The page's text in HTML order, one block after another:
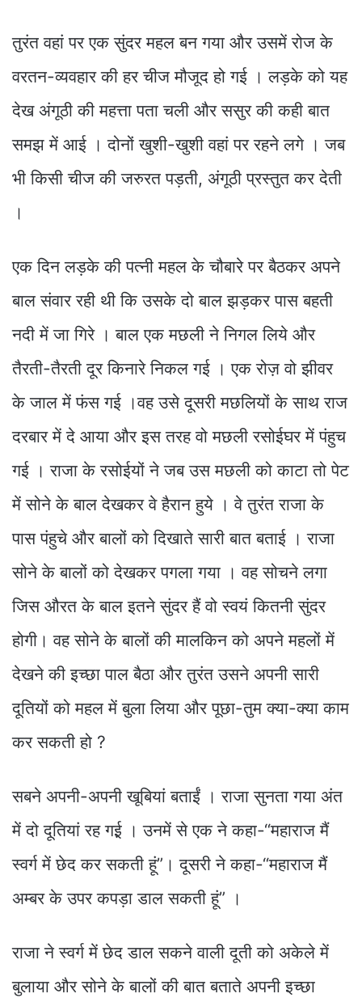
तुरंत वहां पर एक सुंदर महल बन गया और उसमें रोज के
वरतन-व्यवहार की हर चीज मौजूद हो गई । लड़के को यह
देख अंगूठी की महत्ता पता चली और ससुर की कही बात
समझ में आई । दोनों खुशी-खुशी वहां पर रहने लगे । जब
भी किसी चीज की जरुरत पड़ती, अंगूठी प्रस्तुत कर देती
।
एक दिन लड़के की पत्नी महल के चौबारे पर बैठकर अपने
बाल संवार रही थी कि उसके दो बाल झड़कर पास बहती
नदी में जा गिरे । बाल एक मछली ने निगल लिये और
तैरती-तैरती दूर किनारे निकल गई । एक रोज़ वो झीवर
के जाल में फंस गई ।वह उसे दूसरी मछलियों के साथ राज
दरबार में दे आया और इस तरह वो मछली रसोईघर में पंहुच
गई । राजा के रसोईयों ने जब उस मछली को काटा तो पेट
में सोने के बाल देखकर वे हैरान हुये । वे तुरंत राजा के
पास पंहुचे और बालों को दिखाते सारी बात बताई । राजा
सोने के बालों को देखकर पगला गया । वह सोचने लगा
जिस औरत के बाल इतने सुंदर हैं वो स्वयं कितनी सुंदर
होगी। वह सोने के बालों की मालकिन को अपने महलों में
देखने की इच्छा पाल बैठा और तुरंत उसने अपनी सारी
दूतियों को महल में बुला लिया और पूछा-तुम क्या-क्या काम
कर सकती हो ?
सबने अपनी-अपनी खूबियां बताईं । राजा सुनता गया अंत
में दो दूतियां रह गई़ । उनमें से एक ने कहा-“महाराज मैं
स्वर्ग में छेद कर सकती हूं”। दूसरी ने कहा-“महाराज मैं
अम्बर के उपर कपड़ा डाल सकती हूं” ।
राजा ने स्वर्ग में छेद डाल सकने वाली दूती को अकेले में
बुलाया और सोने के बालों की बात बताते अपनी इच्छा